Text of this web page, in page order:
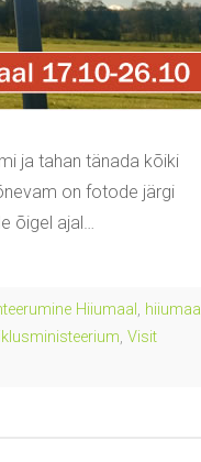
ja tahan tänada kõiki
on fotode järgi
õigel ajal…
Hiiumaal , hiiumaa
, Visit